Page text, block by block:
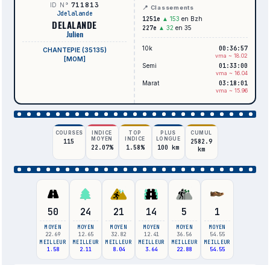
ID N° 711813
Jdelalande
DELALANDE
Julien
CHANTEPIE (35135)
[M0M]
📍 Classements
1251e ▲ 153 en Bzh
227e ▲ 32 en 35
10k 00:36:57
vma ~ 18.02
Semi 01:33:00
vma ~ 16.04
Marat 03:18:01
vma ~ 15.96
COURSES
115
INDICE
MOYEN
22.07%
TOP
INDICE
1.58%
PLUS
LONGUE
100 km
CUMUL
2582.9
km
50
MOYEN
22.69
MEILLEUR
1.58
24
MOYEN
12.65
MEILLEUR
2.11
21
MOYEN
32.82
MEILLEUR
8.04
14
MOYEN
12.41
MEILLEUR
3.64
5
MOYEN
36.56
MEILLEUR
22.88
1
MOYEN
54.55
MEILLEUR
54.55